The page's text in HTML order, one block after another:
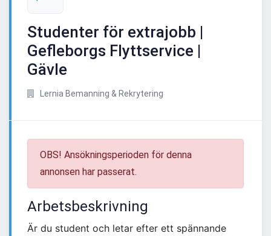
Studenter för extrajobb |
Gefleborgs Flyttservice |
Gävle
Lernia Bemanning & Rekrytering
OBS! Ansökningsperioden för denna
annonsen har passerat.
Arbetsbeskrivning
Är du student och letar efter ett spännande